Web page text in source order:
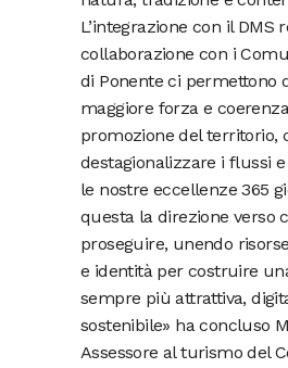
L’integrazione con il DMS
collaborazione con i
di Ponente ci permettono
maggiore forza e
promozione del territorio,
destagionalizzare i flussi
le nostre eccellenze 365
questa la direzione verso
proseguire, unendo
e identità per costruire
sempre più attrattiva,
sostenibile» ha concluso
Assessore al turismo del